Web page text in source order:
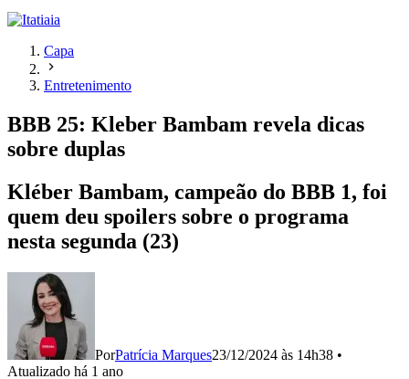
Capa
Entretenimento
BBB 25: Kleber Bambam revela dicas
sobre duplas
Kléber Bambam, campeão do BBB 1, foi
quem deu spoilers sobre o programa
nesta segunda (23)
PorPatrícia Marques23/12/2024 às 14h38 •
Atualizado há 1 ano